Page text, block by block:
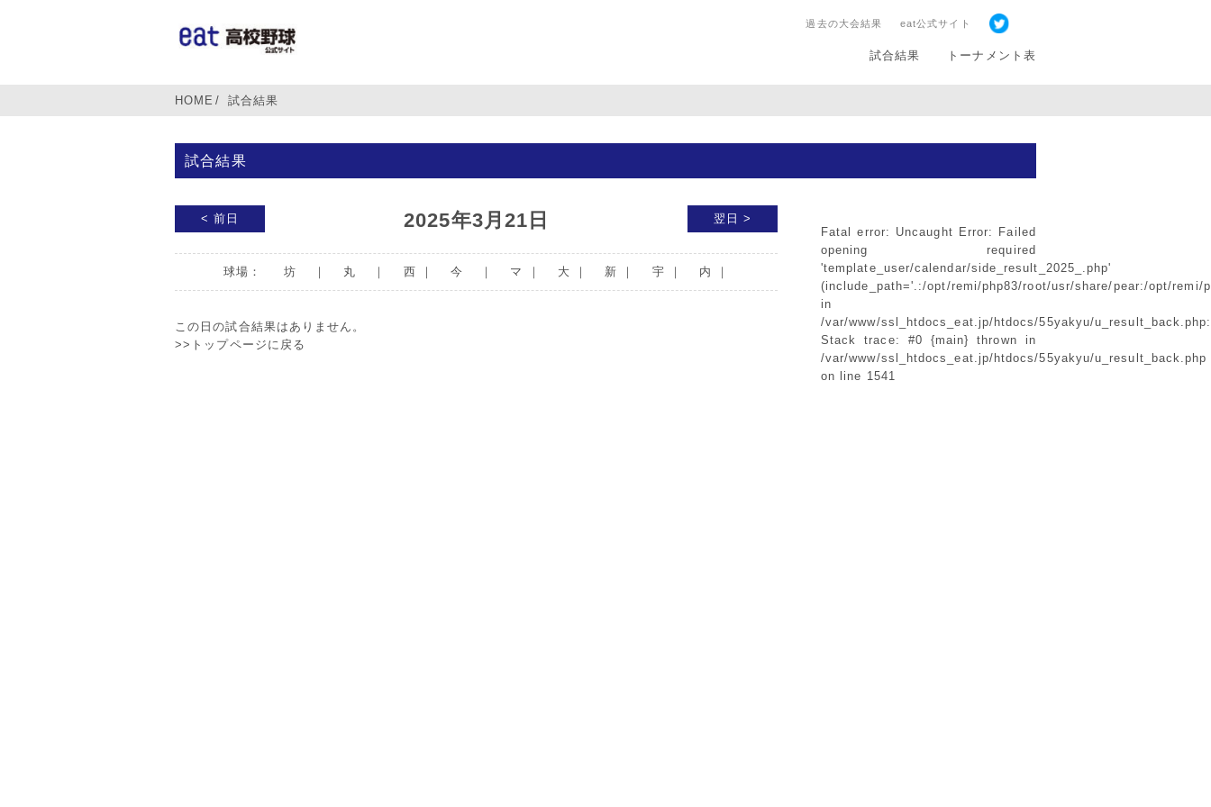
過去の大会結果 eat公式サイト
試合結果 トーナメント表
HOME 試合結果
試合結果
< 前日 2025年3月21日 翌日 >
球場： 坊 ｜ 丸 ｜ 西 ｜ 今 ｜ マ ｜ 大 ｜ 新 ｜ 宇 ｜ 内 ｜
この日の試合結果はありません。
>>トップページに戻る
Fatal error: Uncaught Error: Failed
opening required
'template_user/calendar/side_result_2025_.php'
(include_path='.:/opt/remi/php83/root/usr/share/pear:/opt/
in
/var/www/ssl_htdocs_eat.jp/htdocs/55yakyu/
Stack trace: #0 {main} thrown in
/var/www/ssl_htdocs_eat.jp/htdocs/55yakyu/u_result_back.php
on line 1541